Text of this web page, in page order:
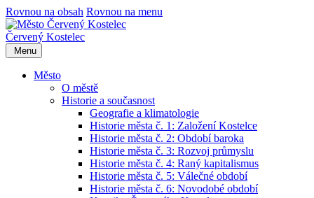
Rovnou na obsah Rovnou na menu
Červený Kostelec
Menu
Město
O městě
Historie a současnost
Geografie a klimatologie
Historie města č. 1: Založení Kostelce
Historie města č. 2: Období baroka
Historie města č. 3: Rozvoj průmyslu
Historie města č. 4: Raný kapitalismus
Historie města č. 5: Válečné období
Historie města č. 6: Novodobé období